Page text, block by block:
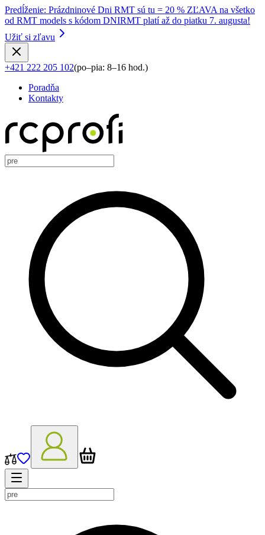
Predĺženie: Prázdninové Dni RMT sú tu = 20 % ZĽAVA na všetko
od RMT models s kódom DNIRMT platí až do piatku 7. augusta!
Užiť si zľavu
+421 222 205 102(po–pia: 8–16 hod.)
Poradňa
Kontakty